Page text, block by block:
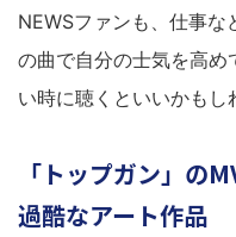
NEWSファンも、仕事な
の曲で自分の士気を高め
い時に聴くといいかもし
「トップガン」の
過酷なアート作品